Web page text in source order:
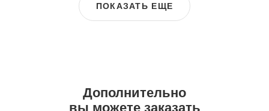
ПОКАЗАТЬ ЕЩЕ
Дополнительно
вы можете заказать